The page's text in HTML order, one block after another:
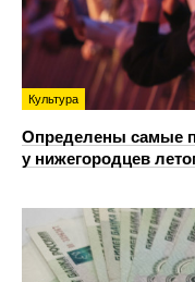
Культура
Определены самые
у нижегородцев